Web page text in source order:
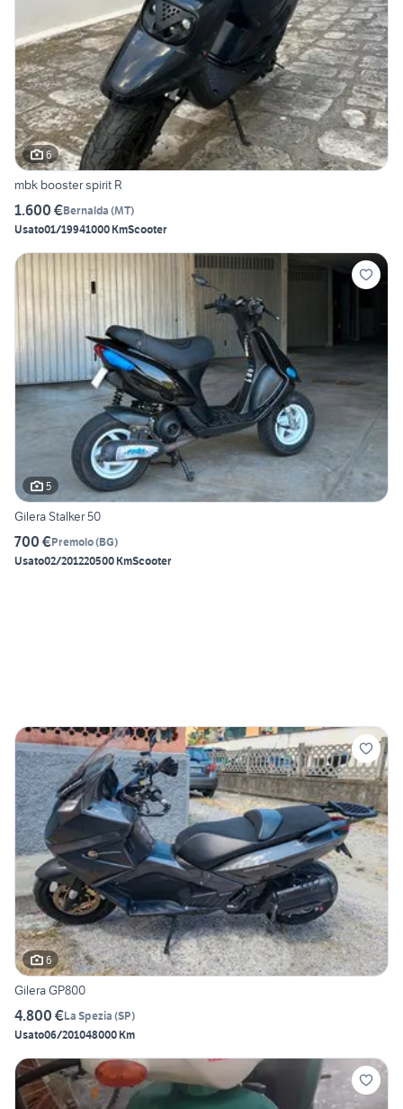
6
mbk booster spirit R
1.600 €Bernalda (MT)
Usato01/19941000 KmScooter
5
Gilera Stalker 50
700 €Premolo(BG)
Usato02/201220500 KmScooter
6
Gilera GP800
4.800 €La Spezia (SP)
Usato06/201048000 Km